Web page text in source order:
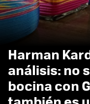
Harman
análisis: no
bocina con